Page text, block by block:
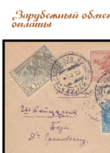
Зарубежный
оплаты